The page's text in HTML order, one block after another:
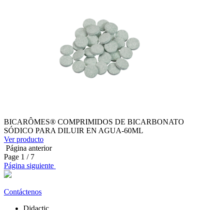
BICARÔMES® COMPRIMIDOS DE BICARBONATO
SÓDICO PARA DILUIR EN AGUA-60ML
Ver producto
Página anterior
Page 1 / 7
Página siguiente
Contáctenos
Didactic